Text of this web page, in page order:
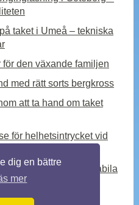
dig en bättre
mer
taket i Umeå – tekniska
den växande familjen
med rätt sorts bergkross
att ta hand om taket
för helhetsintrycket vid
komponent för stabila